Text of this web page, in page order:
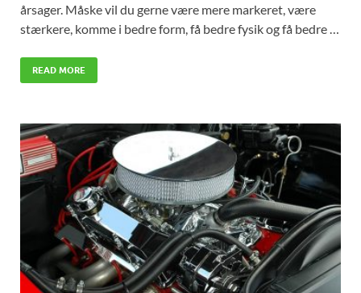
årsager. Måske vil du gerne være mere markeret, være
stærkere, komme i bedre form, få bedre fysik og få bedre …
READ MORE